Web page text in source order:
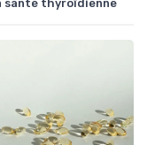
santé thyroïdienne